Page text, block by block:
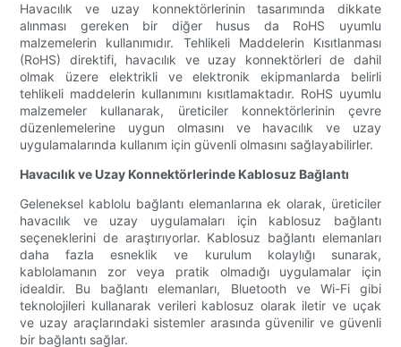
Havacılık ve uzay konnektörlerinin tasarımında dikkate
alınması gereken bir diğer husus da RoHS uyumlu
malzemelerin kullanımıdır. Tehlikeli Maddelerin Kısıtlanması
(RoHS) direktifi, havacılık ve uzay konnektörleri de dahil
olmak üzere elektrikli ve elektronik ekipmanlarda belirli
tehlikeli maddelerin kullanımını kısıtlamaktadır. RoHS uyumlu
malzemeler kullanarak, üreticiler konnektörlerinin çevre
düzenlemelerine uygun olmasını ve havacılık ve uzay
uygulamalarında kullanım için güvenli olmasını sağlayabilirler.
Havacılık ve Uzay Konnektörlerinde Kablosuz Bağlantı
Geleneksel kablolu bağlantı elemanlarına ek olarak, üreticiler
havacılık ve uzay uygulamaları için kablosuz bağlantı
seçeneklerini de araştırıyorlar. Kablosuz bağlantı elemanları
daha fazla esneklik ve kurulum kolaylığı sunarak,
kablolamanın zor veya pratik olmadığı uygulamalar için
idealdir. Bu bağlantı elemanları, Bluetooth ve Wi-Fi gibi
teknolojileri kullanarak verileri kablosuz olarak iletir ve uçak
ve uzay araçlarındaki sistemler arasında güvenilir ve güvenli
bir bağlantı sağlar.